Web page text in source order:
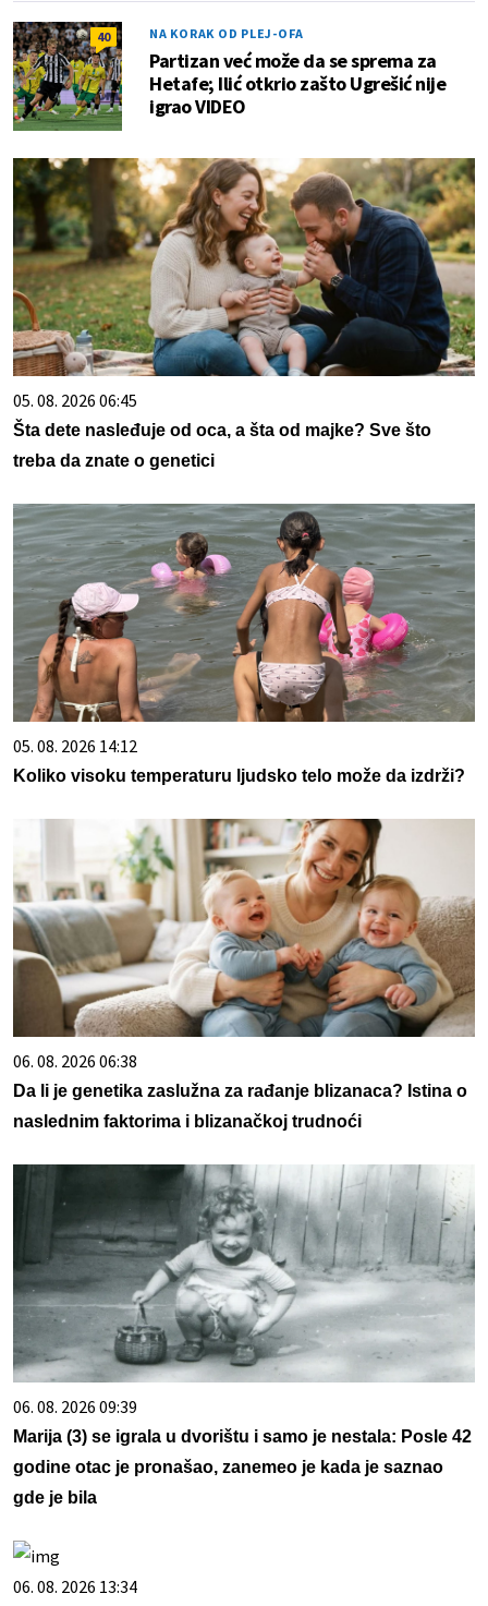
40 NA KORAK OD PLEJ-OFA
Partizan već može da se sprema za
Hetafe; Ilić otkrio zašto Ugrešić nije
igrao VIDEO
05. 08. 2026 06:45
Šta dete nasleđuje od oca, a šta od majke? Sve što
treba da znate o genetici
05. 08. 2026 14:12
Koliko visoku temperaturu ljudsko telo može da izdrži?
06. 08. 2026 06:38
Da li je genetika zaslužna za rađanje blizanaca? Istina o
naslednim faktorima i blizanačkoj trudnoći
06. 08. 2026 09:39
Marija (3) se igrala u dvorištu i samo je nestala: Posle 42
godine otac je pronašao, zanemeo je kada je saznao
gde je bila
06. 08. 2026 13:34